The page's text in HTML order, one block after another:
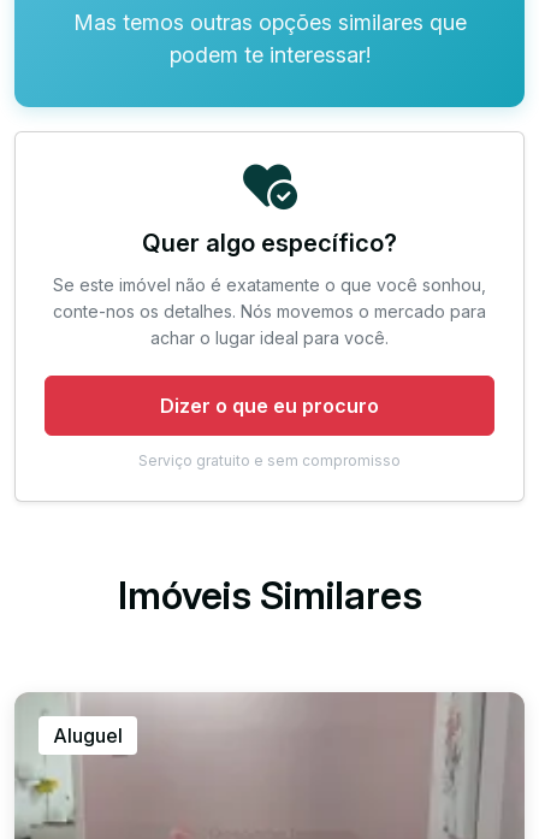
Mas temos outras opções similares que
podem te interessar!
Quer algo específico?
Se este imóvel não é exatamente o que você sonhou,
conte-nos os detalhes. Nós movemos o mercado para
achar o lugar ideal para você.
Dizer o que eu procuro
Serviço gratuito e sem compromisso
Imóveis Similares
Aluguel